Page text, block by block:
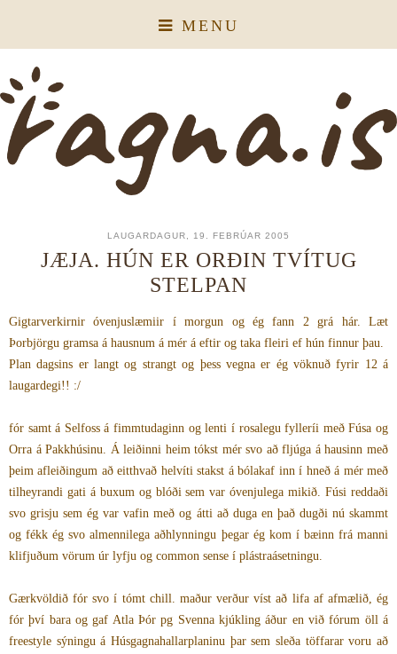
MENU
LAUGARDAGUR, 19. FEBRÚAR 2005
JÆJA. HÚN ER ORÐIN TVÍTUG
STELPAN
Gigtarverkirnir óvenjuslæmiir í morgun og ég fann 2 grá hár. Læt
Þorbjörgu gramsa á hausnum á mér á eftir og taka fleiri ef hún finnur þau.
Plan dagsins er langt og strangt og þess vegna er ég vöknuð fyrir 12 á
laugardegi!! :/
fór samt á Selfoss á fimmtudaginn og lenti í rosalegu fylleríi með Fúsa og
Orra á Pakkhúsinu. Á leiðinni heim tókst mér svo að fljúga á hausinn með
þeim afleiðingum að eitthvað helvíti stakst á bólakaf inn í hneð á mér með
tilheyrandi gati á buxum og blóði sem var óvenjulega mikið. Fúsi reddaði
svo grisju sem ég var vafin með og átti að duga en það dugði nú skammt
og fékk ég svo almennilega aðhlynningu þegar ég kom í bæinn frá manni
klifjuðum vörum úr lyfju og common sense í plástraásetningu.
Gærkvöldið fór svo í tómt chill. maður verður víst að lifa af afmælið, ég
fór því bara og gaf Atla Þór pg Svenna kjúkling áður en við fórum öll á
freestyle sýningu á Húsgagnahallarplaninu þar sem sleða töffarar voru að